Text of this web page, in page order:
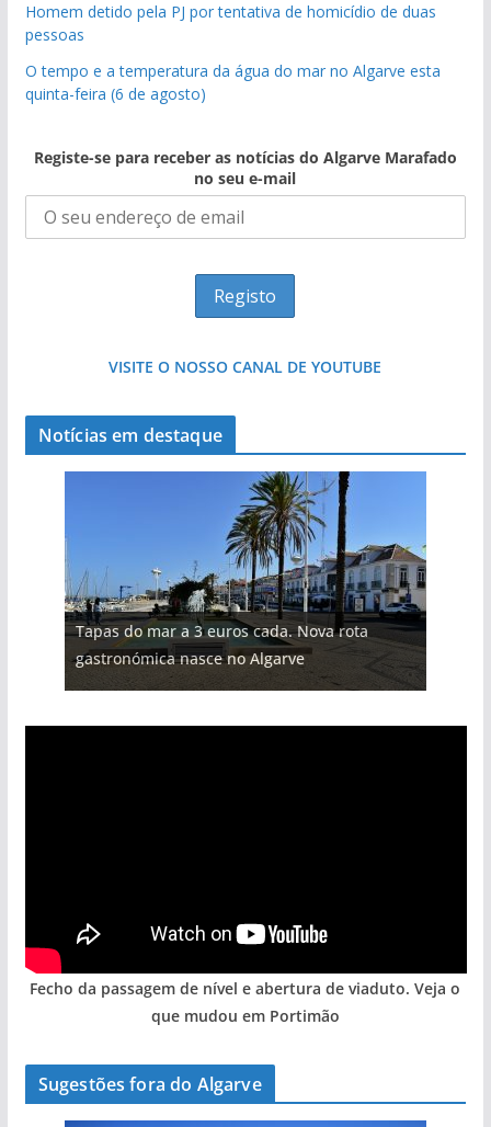
Homem detido pela PJ por tentativa de homicídio de duas
pessoas
O tempo e a temperatura da água do mar no Algarve esta
quinta-feira (6 de agosto)
Registe-se para receber as notícias do Algarve Marafado
no seu e-mail
VISITE O NOSSO CANAL DE YOUTUBE
Notícias em destaque
Tapas do mar a 3 euros cada. Nova rota
gastronómica nasce no Algarve
Fecho da passagem de nível e abertura de viaduto. Veja o
que mudou em Portimão
Sugestões fora do Algarve